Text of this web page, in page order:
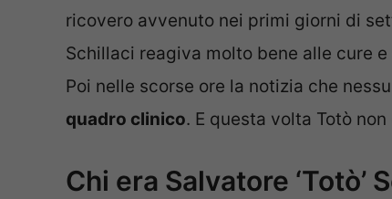
ricovero avvenuto nei primi giorni di
Schillaci reagiva molto bene alle cure
Poi nelle scorse ore la notizia che
quadro clinico. E questa volta Totò
Chi era Salvatore ‘Totò’